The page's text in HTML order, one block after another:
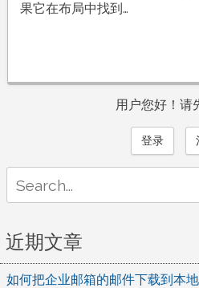
果它在布局中找到…
用户您好！请
登录
for:
近期文章
如何把企业邮箱的邮件下载到本